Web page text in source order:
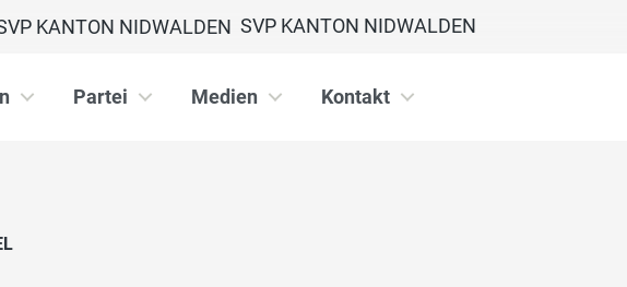
SVP KANTON NIDWALDEN
Partei Medien Kontakt